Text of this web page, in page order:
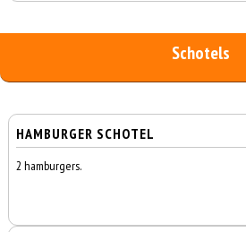
Schotels
HAMBURGER SCHOTEL
2 hamburgers.